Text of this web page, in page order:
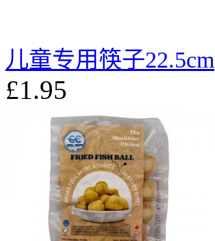
儿童专用筷子22.5cm
£1.95